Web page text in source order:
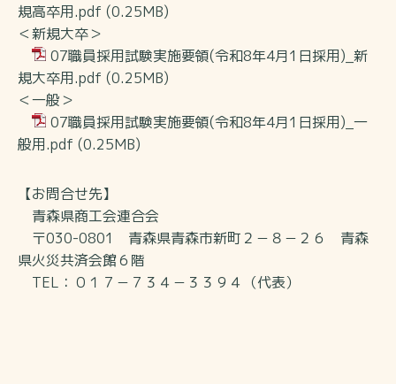
規高卒用.pdf (0.25MB)
＜新規大卒＞
07職員採用試験実施要領(令和8年4月1日採用)_新
規大卒用.pdf (0.25MB)
＜一般＞
07職員採用試験実施要領(令和8年4月1日採用)_一
般用.pdf (0.25MB)
【お問合せ先】
青森県商工会連合会
〒030-0801 青森県青森市新町２－８－２６ 青森
県火災共済会館６階
TEL：０１７－７３４－３３９４（代表）